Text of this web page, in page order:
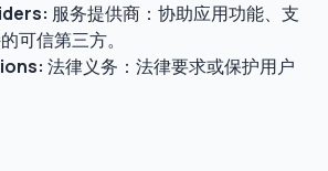
服务提供商：协助应用功能、支
可信第三方。
法律义务：法律要求或保护用户